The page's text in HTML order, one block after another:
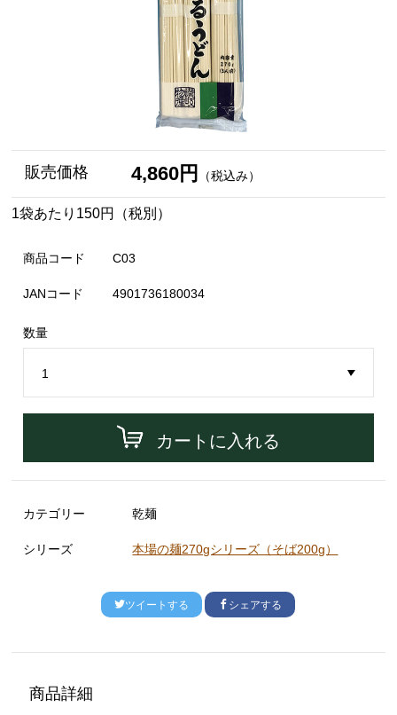
販売価格 4,860円 （税込み）
1袋あたり150円（税別）
商品コード C03
JANコード 4901736180034
数量
カートに入れる
カテゴリー 乾麺
シリーズ 本場の麺270gシリーズ（そば200g）
ツイートする シェアする
商品詳細